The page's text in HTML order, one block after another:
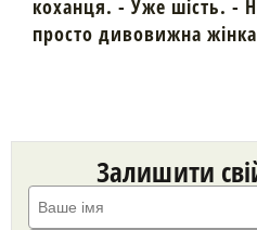
коханця. - Уже шість. -
просто дивовижна
Залишити